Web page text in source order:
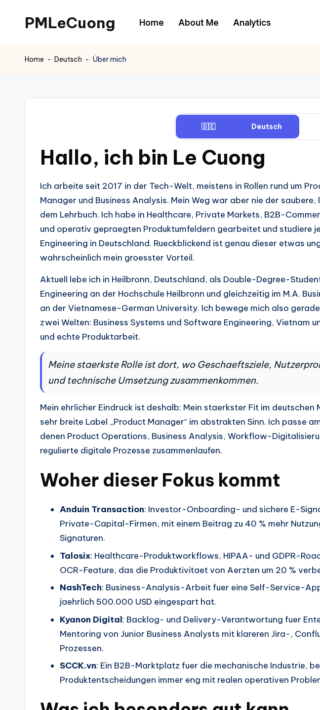
content
PMLeCuong
Insights:
A
Manager's
Home About Me Analytics
Home - Deutsch - Über mich
🇩🇪 Deutsch
Hallo, ich bin Le Cuong
Ich arbeite seit 2017 in der Tech-Welt, meistens in Rollen rund um
Manager und Business Analysis. Mein Weg war aber nie der
dem Lehrbuch. Ich habe in Healthcare, Private Markets, B2B-
und operativ gepraegten Produktumfeldern gearbeitet und studiere
Engineering in Deutschland. Rueckblickend ist genau dieser etwas
wahrscheinlich mein groesster Vorteil.
Aktuell lebe ich in Heilbronn, Deutschland, als Double-Degree-
Engineering an der Hochschule Heilbronn und gleichzeitig im M.A.
an der Vietnamese-German University. Ich bewege mich also
zwei Welten: Business Systems und Software Engineering, Vietnam
und echte Produktarbeit.
Meine staerkste Rolle ist dort, wo Geschaeftsziele,
und technische Umsetzung zusammenkommen.
Mein ehrlicher Eindruck ist deshalb: Mein staerkster Fit im
sehr breite Label „Product Manager“ im abstrakten Sinn. Ich passe
denen Product Operations, Business Analysis, Workflow-
regulierte digitale Prozesse zusammenlaufen.
Woher dieser Fokus kommt
Anduin Transaction: Investor-Onboarding- und sichere E-
Private-Capital-Firmen, mit einem Beitrag zu 40 % mehr
Signaturen.
Talosix: Healthcare-Produktworkflows, HIPAA- und GDPR-
OCR-Feature, das die Produktivitaet von Aerzten um 20 %
NashTech: Business-Analysis-Arbeit fuer eine Self-Service-
jaehrlich 500.000 USD eingespart hat.
Kyanon Digital: Backlog- und Delivery-Verantwortung fuer
Mentoring von Junior Business Analysts mit klareren Jira-,
Prozessen.
SCCK.vn: Ein B2B-Marktplatz fuer die mechanische Industrie,
Produktentscheidungen immer eng mit realen operativen